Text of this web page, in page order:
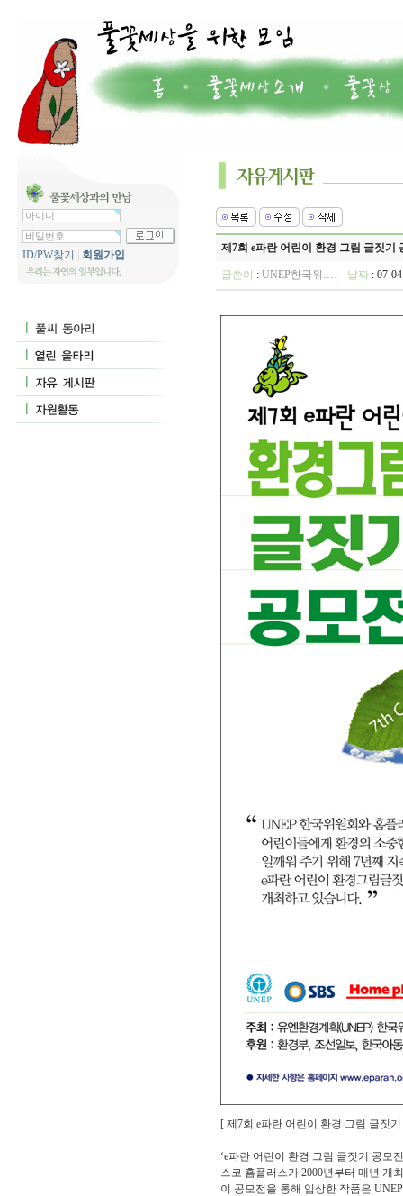
ID/PW찾기 회원가입
제7회 e파란 어린이 환경 그림 글짓기
글쓴이 : UNEP한국위… 날짜: 07-
[ 제7회 e파란 어린이 환경 그림 글짓
‘e파란 어린이 환경 그림 글짓기 공모
스코 홈플러스가 2000년부터 매년 개
이 공모전을 통해 입상한 작품은